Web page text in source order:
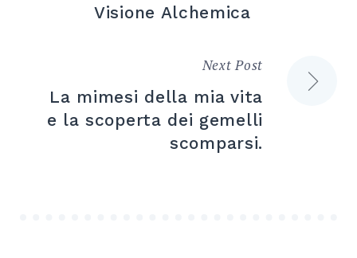
Visione Alchemica
Next Post
La mimesi della mia vita
e la scoperta dei gemelli
scomparsi.